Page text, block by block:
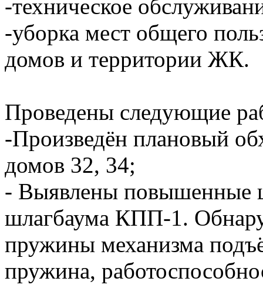
-техническое
-уборка мест общего
домов и территории ЖК.
Проведены следующие
-Произведён плановый
домов 32, 34;
- Выявлены повышенные
шлагбаума КПП-1.
пружины механизма
пружина,